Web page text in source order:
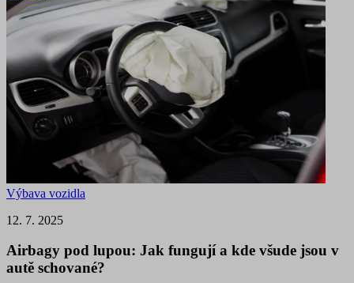
Výbava vozidla
12. 7. 2025
Airbagy pod lupou: Jak fungují a kde všude jsou v
autě schované?